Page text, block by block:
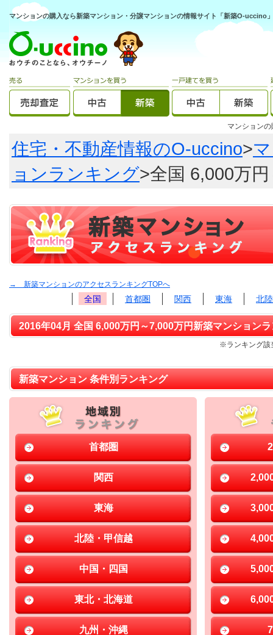
マンションの購入なら新築マンション・分譲マンションの情報サイト「新築O-uccino」
マンション
住宅・不動産情報のO-uccino>
ョンランキング>全国 6,000万
→ 新築マンションのアクセスランキングTOPへ
全国 首都圏 関西 東海 北
2016年04月 全国 6,000万円～7,000万円新築マンション
※ランキング該
新築マンション 条件別ランキング
首都圏
関西
東海
北陸・甲信越
中国・四国
東北・北海道
九州・沖縄